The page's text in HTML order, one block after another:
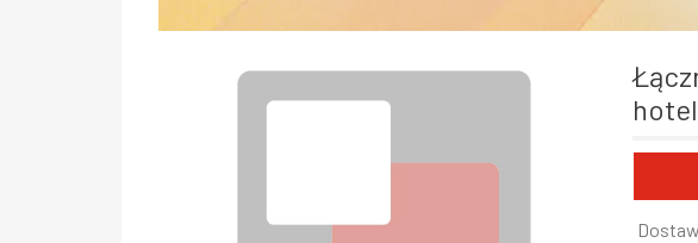
Łącznik przyciskowy do nasadki na kartę